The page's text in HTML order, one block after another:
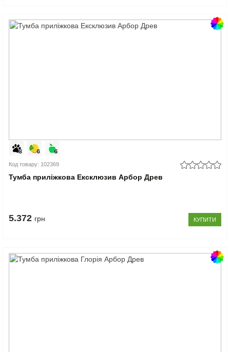
Код товару: 102369
Тумба приліжкова Ексклюзив Арбор Древ
5.372 грн КУПИТИ